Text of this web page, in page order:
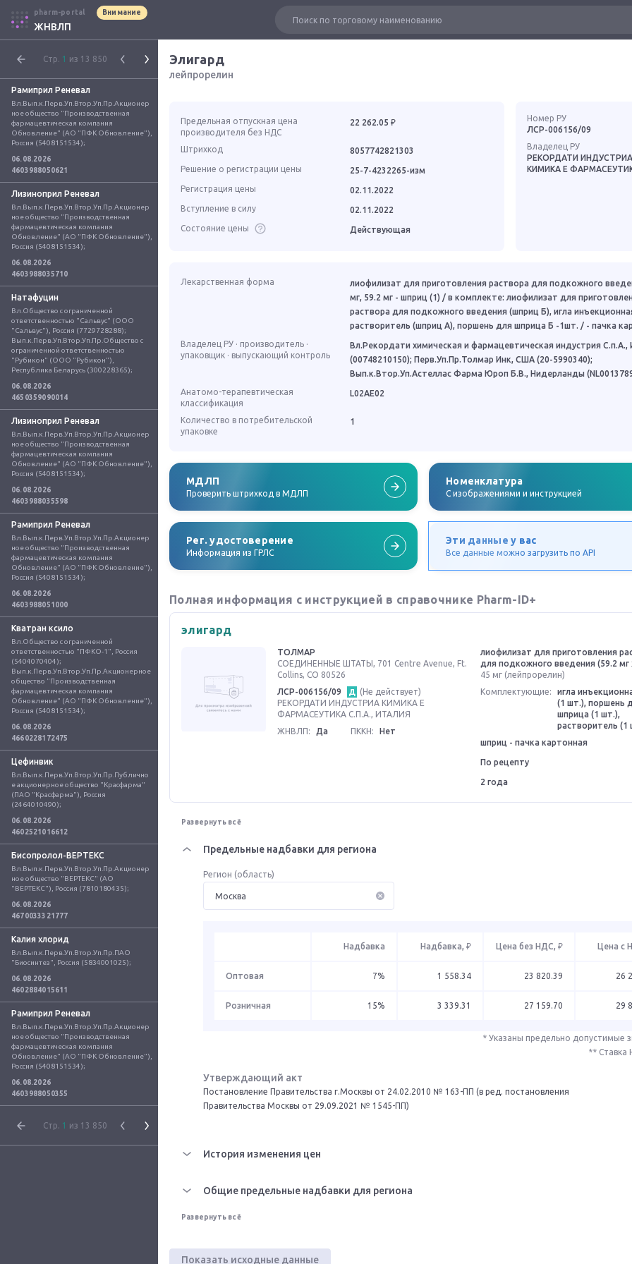
pharm-portal Внимание
ЖНВЛП
Стр. 1 из 13 850
Рамиприл Реневал
Вл.Вып.к.Перв.Уп.Втор.Уп.Пр.Акционер
ное общество "Производственная
фармацевтическая компания
Обновление" (АО "ПФК Обновление"),
Россия (5408151534);
06.08.2026
4603988050621
Лизиноприл Реневал
Вл.Вып.к.Перв.Уп.Втор.Уп.Пр.Акционер
ное общество "Производственная
фармацевтическая компания
Обновление" (АО "ПФК Обновление"),
Россия (5408151534);
06.08.2026
4603988035710
Натафуцин
Вл.Общество с ограниченной
ответственностью "Сальвус" (ООО
"Сальвус"), Россия (7729728288);
Вып.к.Перв.Уп.Втор.Уп.Пр.Общество с
ограниченной ответственностью
"Рубикон" (ООО "Рубикон"),
Республика Беларусь (300228365);
06.08.2026
4650359090014
Лизиноприл Реневал
Вл.Вып.к.Перв.Уп.Втор.Уп.Пр.Акционер
ное общество "Производственная
фармацевтическая компания
Обновление" (АО "ПФК Обновление"),
Россия (5408151534);
06.08.2026
4603988035598
Рамиприл Реневал
Вл.Вып.к.Перв.Уп.Втор.Уп.Пр.Акционер
ное общество "Производственная
фармацевтическая компания
Обновление" (АО "ПФК Обновление"),
Россия (5408151534);
06.08.2026
4603988051000
Кватран ксило
Вл.Общество с ограниченной
ответственностью "ПФКО-1", Россия
(5404070404);
Вып.к.Перв.Уп.Втор.Уп.Пр.Акционерное
общество "Производственная
фармацевтическая компания
Обновление" (АО "ПФК Обновление"),
Россия (5408151534);
06.08.2026
4660228172475
Цефинвик
Вл.Вып.к.Перв.Уп.Втор.Уп.Пр.Публично
е акционерное общество "Красфарма"
(ПАО "Красфарма"), Россия
(2464010490);
06.08.2026
4602521016612
Бисопролол-ВЕРТЕКС
Вл.Вып.к.Перв.Уп.Втор.Уп.Пр.Акционер
ное общество "ВЕРТЕКС" (АО
"ВЕРТЕКС"), Россия (7810180435);
06.08.2026
4670033321777
Калия хлорид
Вл.Вып.к.Перв.Уп.Втор.Уп.Пр.ПАО
"Биосинтез", Россия (5834001025);
06.08.2026
4602884015611
Рамиприл Реневал
Вл.Вып.к.Перв.Уп.Втор.Уп.Пр.Акционер
ное общество "Производственная
фармацевтическая компания
Обновление" (АО "ПФК Обновление"),
Россия (5408151534);
06.08.2026
4603988050355
Стр. 1 из 13 850
Элигард
лейпрорелин
Предельная отпускная цена
производителя без НДС
22 262.05 ₽
Штрихкод
8057742821303
Решение о регистрации цены
25-7-4232265-изм
Регистрация цены
02.11.2022
Вступление в силу
02.11.2022
Состояние цены
Действующая
Номер РУ
ЛСР-006156/09
Владелец РУ
РЕКОРДАТИ ИНДУСТРИА
КИМИКА Е
Лекарственная форма
лиофилизат для приготовления раствора для подкожного
мг, 59.2 мг - шприц (1) / в комплекте: лиофилизат для
раствора для подкожного введения (шприц Б), игла
растворитель (шприц А), поршень для шприца Б -1шт. / - пачка
Владелец РУ · производитель ·
упаковщик · выпускающий контроль
Вл.Рекордати химическая и фармацевтическая индустрия С.п.А.,
(00748210150); Перв.Уп.Пр.Толмар Инк, США (20-5990340);
Вып.к.Втор.Уп.Астеллас Фарма Юроп Б.В., Нидерланды
Анатомо-терапевтическая
классификация
L02AE02
Количество в потребительской
упаковке
1
МДЛП
Проверить штрихкод в МДЛП
Номенклатура
C изображениями и инструкцией
Рег. удостоверение
Информация из ГРЛС
Эти данные у вас
Все данные можно загрузить по API
Полная информация с инструкцией в справочнике Pharm-ID+
элигард
ТОЛМАР
СОЕДИНЕННЫЕ ШТАТЫ, 701 Centre Avenue, Ft.
Collins, CO 80526
ЛСР-006156/09
Д (Не действует)
РЕКОРДАТИ ИНДУСТРИА КИМИКА Е
ФАРМАСЕУТИКА С.П.А., ИТАЛИЯ
ЖНВЛП:
Да ПККН: Нет
лиофилизат для приготовления
для подкожного введения (59.2 мг
45 мг (лейпрорелин)
Комплектующие:
игла
(1 шт.), поршень
шприца (1 шт.),
растворитель (1
шприц - пачка картонная
По рецепту
2 года
Развернуть всё
Предельные надбавки для региона
Регион (область)
Надбавка Надбавка, ₽ Цена без НДС, ₽ Цена с
Оптовая 7% 1 558.34 23 820.39 26
Розничная 15% 3 339.31 27 159.70 29
* Указаны предельно допустимые
** Ставка
Утверждающий акт
Постановление Правительства г.Москвы от 24.02.2010 № 163-ПП (в ред. постановления
Правительства Москвы от 29.09.2021 № 1545-ПП)
История изменения цен
Общие предельные надбавки для региона
Развернуть всё
Показать исходные данные